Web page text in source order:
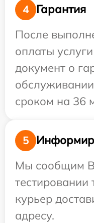
4
Гарантия
После
оплаты
документ о
сроком на 36
5
Мы сообщим
тестировании
курьер
адресу.